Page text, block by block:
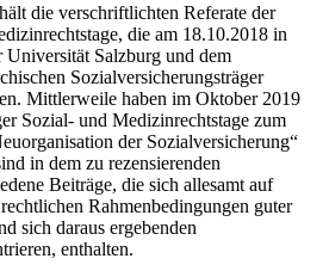
die verschriftlichten Referate der
, die am 18.10.2018 in
Salzburg und dem
Sozialversicherungsträger
Mittlerweile haben im Oktober 2019
Sozial- und Medizinrechtstage zum
der Sozialversicherung“
in dem zu rezensierenden
Beiträge, die sich allesamt auf
Rahmenbedingungen guter
sich daraus ergebenden
enthalten.